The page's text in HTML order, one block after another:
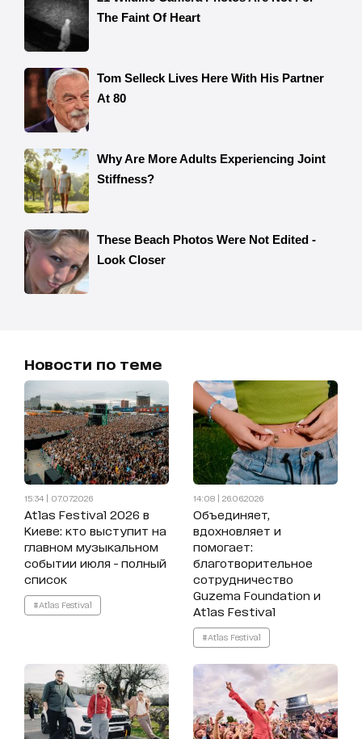
Новости по теме
15:34 | 07.07.2026
Atlas Festival 2026 в
Киеве: кто выступит на
главном музыкальном
событии июля - полный
список
#Atlas Festival
14:08 | 26.06.2026
Объединяет,
вдохновляет и
помогает:
благотворительное
сотрудничество
Guzema Foundation и
Atlas Festival
#Atlas Festival